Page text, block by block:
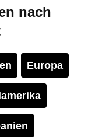
nach
Europa